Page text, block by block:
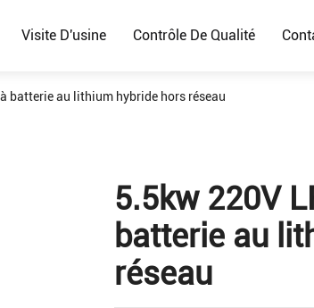
Visite D'usine Contrôle De Qualité
batterie au lithium hybride hors réseau
5.5kw 220V
batterie au
réseau